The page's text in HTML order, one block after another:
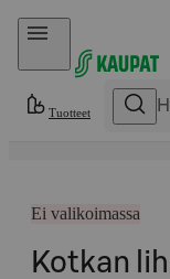
Hyppää sisältöön
Tuotteet
Ei valikoimassa
Kotkan